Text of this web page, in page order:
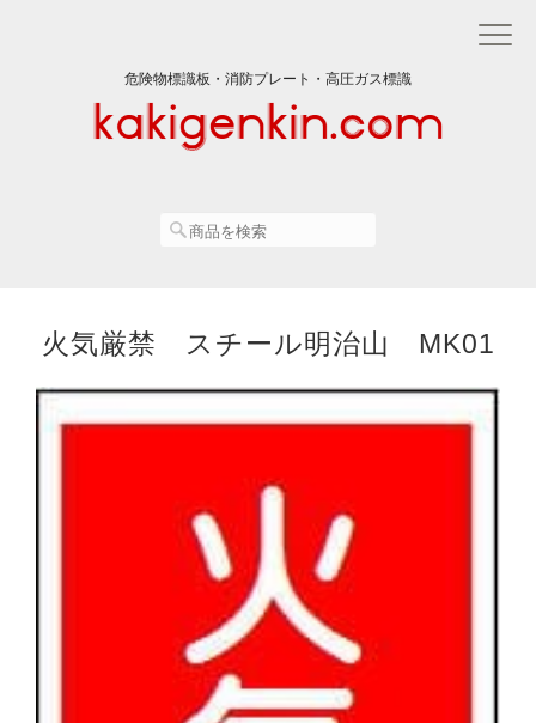
危険物標識板・消防プレート・高圧ガス標識
火気厳禁 スチール明治山 MK01